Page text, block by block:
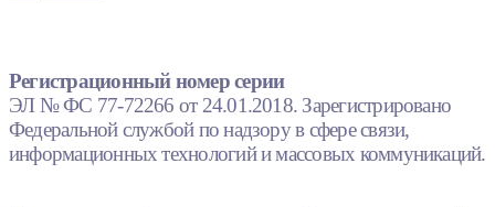
Регистрационный номер серии
ЭЛ № ФС 77-72266 от 24.01.2018. Зарегистрировано
Федеральной службой по надзору в сфере связи,
информационных технологий и массовых коммуникаций.